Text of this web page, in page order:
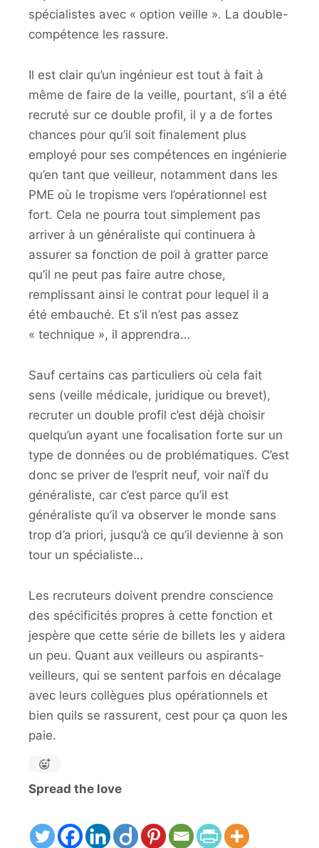
spécialistes avec « option veille ». La double-
compétence les rassure.
Il est clair qu’un ingénieur est tout à fait à
même de faire de la veille, pourtant, s’il a été
recruté sur ce double profil, il y a de fortes
chances pour qu’il soit finalement plus
employé pour ses compétences en ingénierie
qu’en tant que veilleur, notamment dans les
PME où le tropisme vers l’opérationnel est
fort. Cela ne pourra tout simplement pas
arriver à un généraliste qui continuera à
assurer sa fonction de poil à gratter parce
qu’il ne peut pas faire autre chose,
remplissant ainsi le contrat pour lequel il a
été embauché. Et s’il n’est pas assez
« technique », il apprendra…
Sauf certains cas particuliers où cela fait
sens (veille médicale, juridique ou brevet),
recruter un double profil c’est déjà choisir
quelqu’un ayant une focalisation forte sur un
type de données ou de problématiques. C’est
donc se priver de l’esprit neuf, voir naïf du
généraliste, car c’est parce qu’il est
généraliste qu’il va observer le monde sans
trop d’a priori, jusqu’à ce qu’il devienne à son
tour un spécialiste…
Les recruteurs doivent prendre conscience
des spécificités propres à cette fonction et
jespère que cette série de billets les y aidera
un peu. Quant aux veilleurs ou aspirants-
veilleurs, qui se sentent parfois en décalage
avec leurs collègues plus opérationnels et
bien quils se rassurent, cest pour ça quon les
paie.
Spread the love